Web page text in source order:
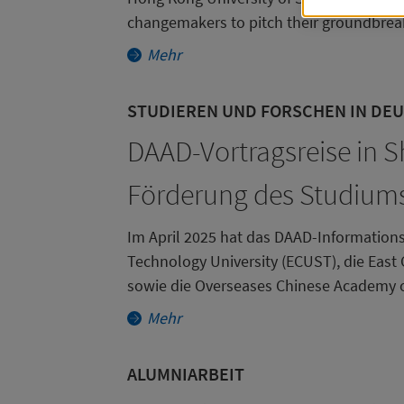
changemakers to pitch their
Mehr
STUDIEREN UND FORSCHEN IN
DAAD-Vortragsreise in
Förderung des
Im April 2025 hat das DAAD-
Technology University (ECUST), die
sowie die Overseases Chinese
Mehr
ALUMNIARBEIT